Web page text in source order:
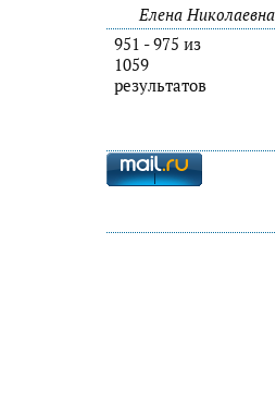
Елена
951 - 975 из
1059
результатов